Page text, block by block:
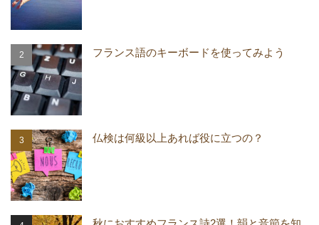
フランス語のキーボードを使ってみよう
仏検は何級以上あれば役に立つの？